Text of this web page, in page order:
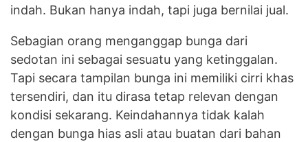
indah. Bukan hanya indah, tapi juga bernilai jual.
Sebagian orang menganggap bunga dari
sedotan ini sebagai sesuatu yang ketinggalan.
Tapi secara tampilan bunga ini memiliki cirri khas
tersendiri, dan itu dirasa tetap relevan dengan
kondisi sekarang. Keindahannya tidak kalah
dengan bunga hias asli atau buatan dari bahan